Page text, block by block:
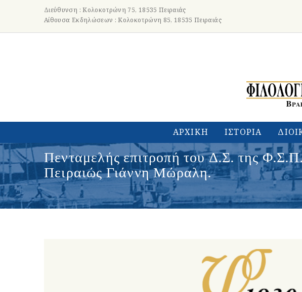
Διεύθυνση : Κολοκοτρώνη 75, 18535 Πειραιάς
Αίθουσα Εκδηλώσεων : Κολοκοτρώνη 85, 18535 Πειραιάς
ΑΡΧΙΚΗ ΙΣΤΟΡΙΑ
Πενταμελής επιτροπή του Δ.Σ. της
Πειραιώς Γιάννη Μώραλη.